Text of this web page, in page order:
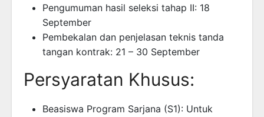
Pengumuman hasil seleksi tahap II: 18
September
Pembekalan dan penjelasan teknis tanda
tangan kontrak: 21 – 30 September
Persyaratan Khusus:
Beasiswa Program Sarjana (S1): Untuk